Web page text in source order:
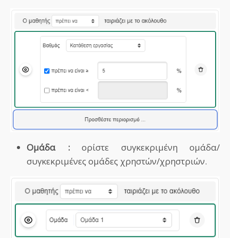
Ομάδα :ορίστε συγκεκριμένη ομάδα/
συγκεκριμένες ομάδες χρηστών/χρηστριών.